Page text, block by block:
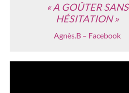
« A GOÛTER SANS
HÉSITATION »
Agnès.B – Facebook